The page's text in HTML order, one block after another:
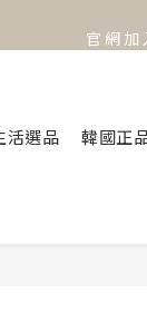
官 網 加
活選品 韓國正